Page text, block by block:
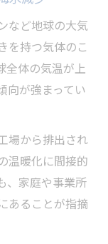
など地球の大気
を持つ気体のこ
全体の気温が上
向が強まってい
場から排出され
温暖化に間接的
、家庭や事業所
あることが指摘